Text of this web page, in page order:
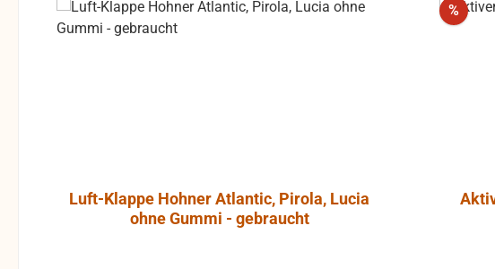
Luft-Klappe Hohner Atlantic, Pirola, Lucia
ohne Gummi - gebraucht
%